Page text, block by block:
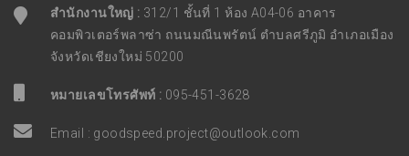
สำนักงานใหญ่ : 312/1 ชั้นที่ 1 ห้อง A04-06 อาคาร
คอมพิวเตอร์พลาซ่า ถนนมณีนพรัตน์ ตำบลศรีภูมิ อำเภอเมือง
จังหวัดเชียงใหม่ 50200
หมายเลขโทรศัพท์ : 095-451-3628
Email : goodspeed.project@outlook.com